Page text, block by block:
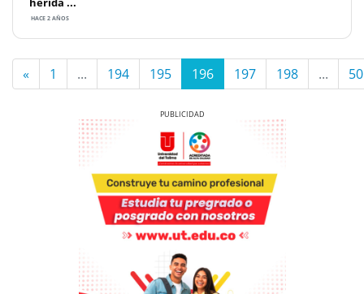
HACE 2 AÑOS
« 1 ... 194 195 196 197 198 ...
Previous